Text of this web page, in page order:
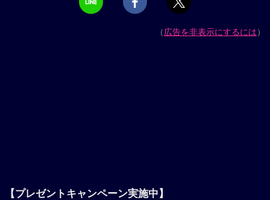
（広告を非表示にするには）
【プレゼントキャンペーン実施中】